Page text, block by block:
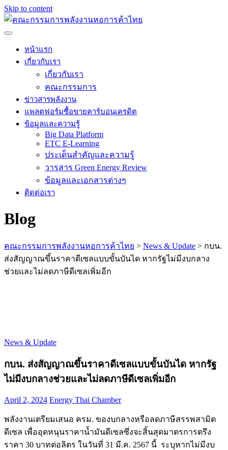
Skip to content
หน้าแรก
เกี่ยวกับเรา
เกี่ยวกับเรา
คณะกรรมการ
ข่าวสารพลังงาน
แพลตฟอร์มซื้อขายคาร์บอนเครดิต
ข้อมูลและความรู้
Big Data Platform
ETC E-Learning
ประเด็นสำคัญและความรู้
วารสาร Green Energy Review
ข้อมูลและเอกสารต่างๆ
ติดต่อเรา
Blog
คณะกรรมการพลังงานหอการค้าไทย > News & Update > กบน.
ส่งสัญญาณขึ้นราคาดีเซลแบบขั้นบันได หากรัฐไม่มีงบกลาง
ช่วยและไม่ลดภาษีดีเซลเพิ่มอีก
News & Update
กบน. ส่งสัญญาณขึ้นราคาดีเซลแบบขั้นบันได หากรัฐ
ไม่มีงบกลางช่วยและไม่ลดภาษีดีเซลเพิ่มอีก
April 2, 2024 Energy Thai Chamber
พลังงานเตรียมเสนอ ครม. ของบกลางหรือลดภาษีสรรพสามิต
ดีเซล เพื่ออุดหนุนราคาน้ำมันดีเซลซึ่งจะสิ้นสุดมาตรการตรึง
ราคา 30 บาทต่อลิตร ในวันที่ 31 มี.ค. 2567 นี้ ระบุหากไม่มีงบ